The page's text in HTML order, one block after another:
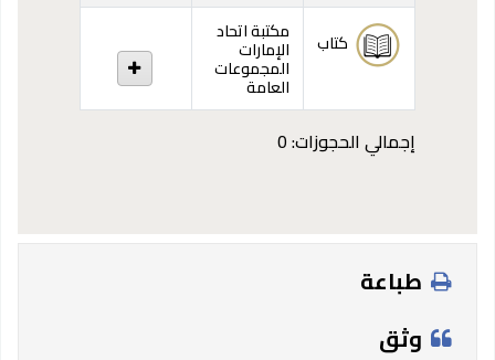
كتاب
مكتبة اتحاد
الإمارات
المجموعات
العامة
إجمالي الحجوزات: 0
طباعة
وثق